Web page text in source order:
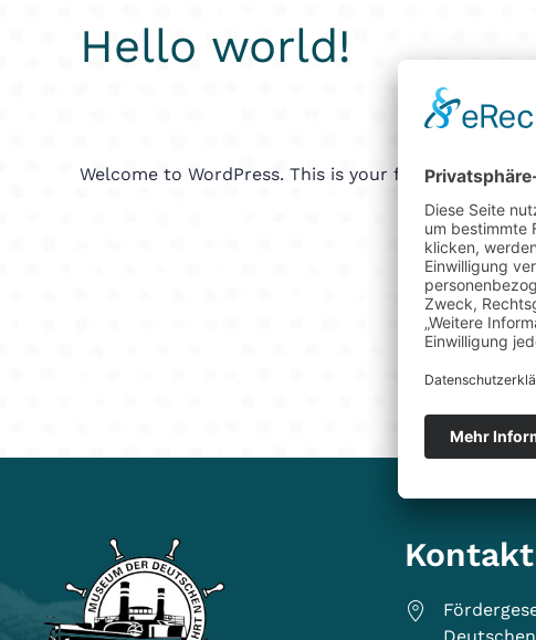
Hello world!
. Veröffentlicht
Welcome to WordPress. This is your first post. Edit
Kontakt